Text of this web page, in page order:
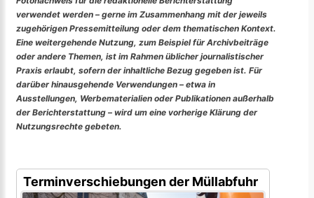
verwendet werden – gerne im Zusammenhang mit der jeweils
zugehörigen Pressemitteilung oder dem thematischen Kontext.
Eine weitergehende Nutzung, zum Beispiel für Archivbeiträge
oder andere Themen, ist im Rahmen üblicher journalistischer
Praxis erlaubt, sofern der inhaltliche Bezug gegeben ist. Für
darüber hinausgehende Verwendungen – etwa in
Ausstellungen, Werbematerialien oder Publikationen außerhalb
der Berichterstattung – wird um eine vorherige Klärung der
Nutzungsrechte gebeten.
Terminverschiebungen der Müllabfuhr